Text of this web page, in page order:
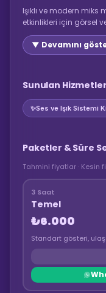
Işıklı ve modern miks
etkinlikleri için görsel
▼ Devamını
Sunulan Hizmetler
✨Ses ve Işık Sistemi
Paketler & Süre
Tahmini fiyatlar · Kesin
3 Saat
Temel
₺6.000
Standart gösteri,